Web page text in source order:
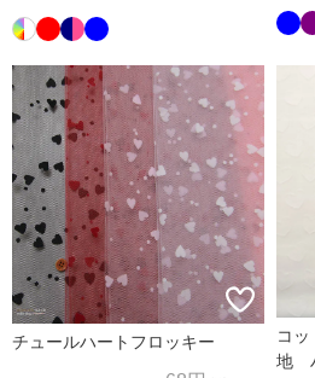
チュールハートフロッキー
コ
地